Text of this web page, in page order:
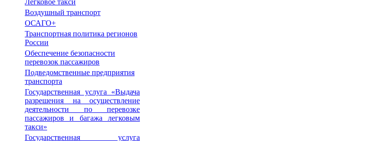
Легковое такси
Воздушный транспорт
ОСАГО+
Транспортная политика регионов
России
Обеспечение безопасности
перевозок пассажиров
Подведомственные предприятия
транспорта
Государственная услуга «Выдача
разрешения на осуществление
деятельности по перевозке
пассажиров и багажа легковым
такси»
Государственная услуга